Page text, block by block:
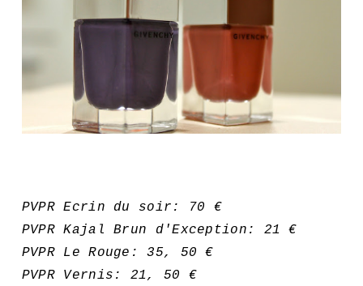
PVPR Ecrin du soir: 70 €
PVPR Kajal Brun d'Exception: 21 €
PVPR Le Rouge: 35, 50 €
PVPR Vernis: 21, 50 €